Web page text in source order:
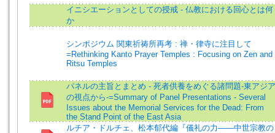
イニシエーションとしての授戒 - 仏教における回心とは何
か
シンポジウム 関東祈祷所再考 : 禅・律寺に注目して
=Rethinking Kanto Prayer Temples : Focusing on Zen and
Ritsu Temples
パネルの主旨とまとめ - 死者供養をめぐる諸問題-東アジア
の視点から-=Summary of Panel Presentations - Several
Issues about the Memorial Services for the Dead: From
the Stand Point of the East Asia
ルチア・ドルチェ、松本郁代編『儀礼の力――中世宗教の